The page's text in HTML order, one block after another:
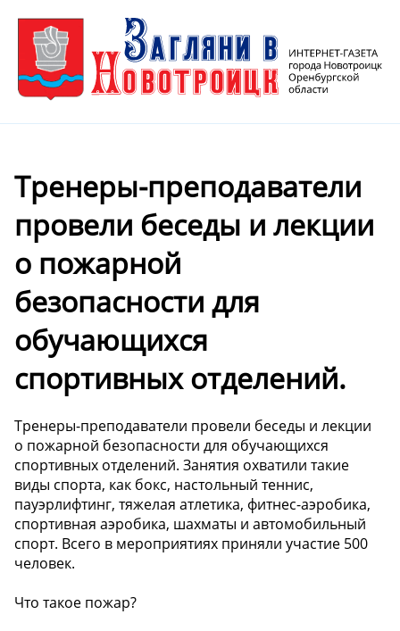
Тренеры-преподаватели
провели беседы и лекции
о пожарной
безопасности для
обучающихся
спортивных отделений.
Тренеры-преподаватели провели беседы и лекции
о пожарной безопасности для обучающихся
спортивных отделений. Занятия охватили такие
виды спорта, как бокс, настольный теннис,
пауэрлифтинг, тяжелая атлетика, фитнес-аэробика,
спортивная аэробика, шахматы и автомобильный
спорт. Всего в мероприятиях приняли участие 500
человек.
Что такое пожар?